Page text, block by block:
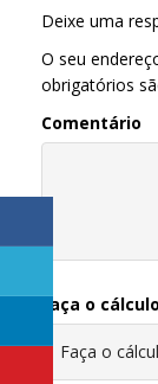
Deixe uma
O seu
obrigatórios
Comentário
Faça o